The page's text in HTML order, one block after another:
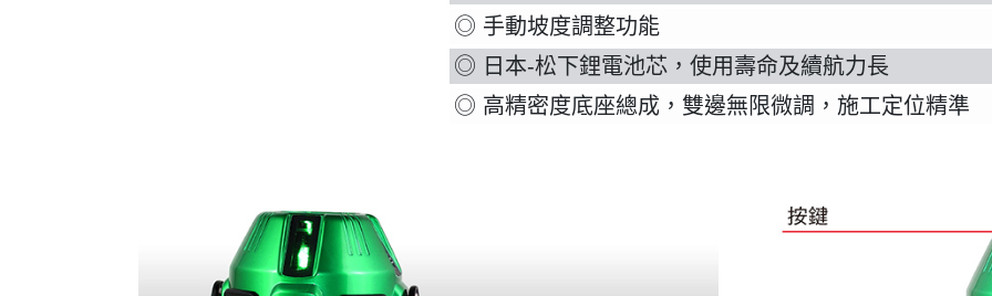
◎ 手動坡度調整功能
◎ 日本-松下鋰電池芯，使用壽命及續航力長
◎ 高精密度底座總成，雙邊無限微調，施工定位精準